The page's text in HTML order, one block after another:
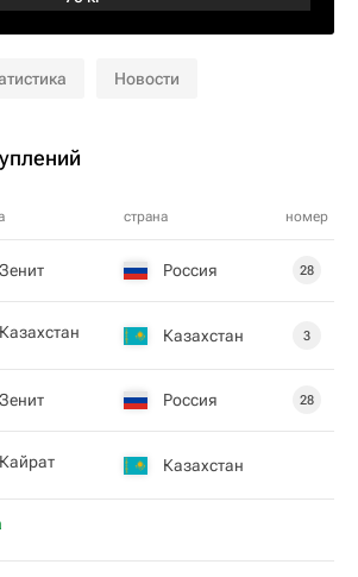
Новости
страна номер
Зенит Россия 28
Казахстан Казахстан 3
Зенит Россия 28
Кайрат Казахстан